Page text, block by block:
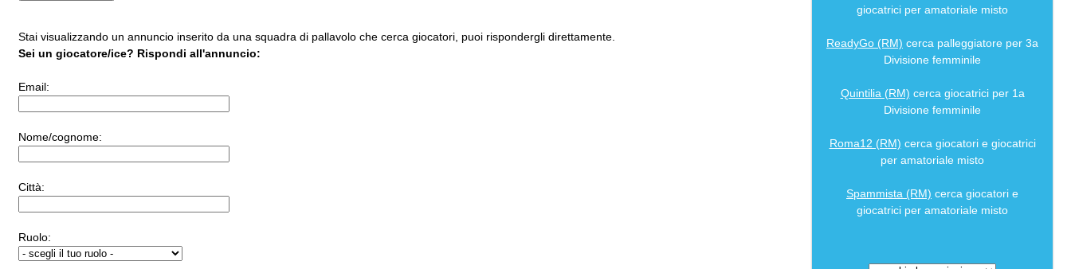
Stai visualizzando un annuncio inserito da una squadra di pallavolo che cerca giocatori, puoi rispondergli direttamente.
Sei un giocatore/ice? Rispondi all'annuncio:
Email:
Nome/cognome:
Città:
Ruolo:
giocatrici per amatoriale misto
ReadyGo (RM) cerca palleggiatore per 3a
Divisione femminile
Quintilia (RM) cerca giocatrici per 1a
Divisione femminile
Roma12 (RM) cerca giocatori e giocatrici
per amatoriale misto
Spammista (RM) cerca giocatori e
giocatrici per amatoriale misto